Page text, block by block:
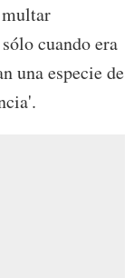
multar
cuando era
una especie de